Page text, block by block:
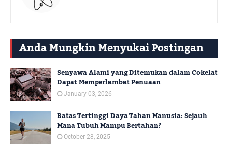
Anda Mungkin Menyukai Postingan
Ini
Senyawa Alami yang Ditemukan dalam Cokelat
Dapat Memperlambat Penuaan
January 03, 2026
Batas Tertinggi Daya Tahan Manusia: Sejauh
Mana Tubuh Mampu Bertahan?
October 28, 2025